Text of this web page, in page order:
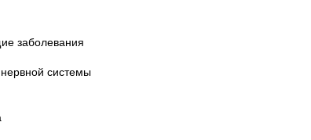
заболевания
системы